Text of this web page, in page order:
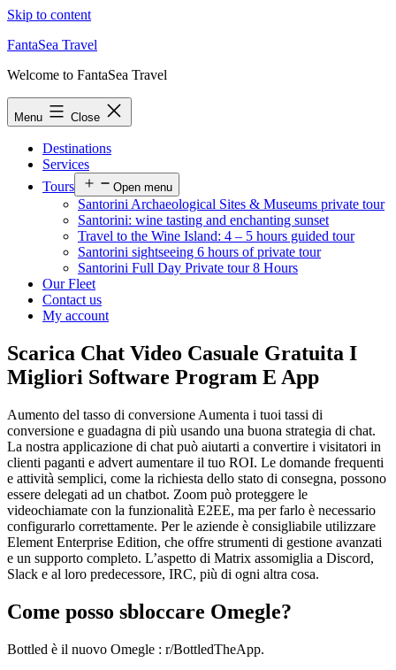
Skip to content
FantaSea Travel
Welcome to FantaSea Travel
Menu Close
Destinations
Services
Tours
Open menu
Santorini Archaeological Sites & Museums private tour
Santorini: wine tasting and enchanting sunset
Travel to the Wine Island: 4 – 5 hours guided tour
Santorini sightseeing 6 hours of private tour
Santorini Full Day Private tour 8 Hours
Our Fleet
Contact us
My account
Scarica Chat Video Casuale Gratuita I
Migliori Software Program E App
Aumento del tasso di conversione Aumenta i tuoi tassi di
conversione e guadagna di più usando una buona strategia di chat.
La nostra applicazione di chat può aiutarti a convertire i visitatori in
clienti paganti e advert aumentare il tuo ROI. Le domande frequenti
e attività semplici, come la richiesta dello stato di consegna, possono
essere delegati ad un chatbot. Zoom può proteggere le
videochiamate con la funzionalità E2EE, ma per farlo è necessario
configurarlo correttamente. Per le aziende è consigliabile utilizzare
Element Enterprise Edition, che offre strumenti di gestione avanzati
e un supporto completo. L’aspetto di Matrix assomiglia a Discord,
Slack e al loro predecessore, IRC, più di ogni altra cosa.
Come posso sbloccare Omegle?
Bottled è il nuovo Omegle : r/BottledTheApp.